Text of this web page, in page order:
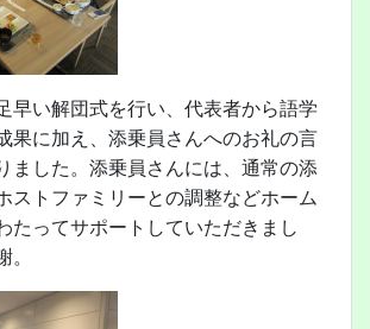
早い解団式を行い、代表者から語学
果に加え、添乗員さんへのお礼の言
ました。添乗員さんには、通常の添
ストファミリーとの調整などホーム
たってサポートしていただきまし
。